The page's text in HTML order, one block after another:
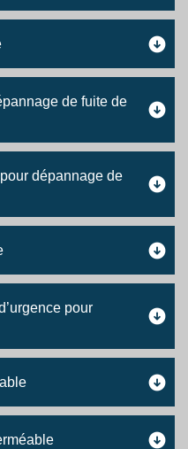
de fuite de
dépannage de
pour